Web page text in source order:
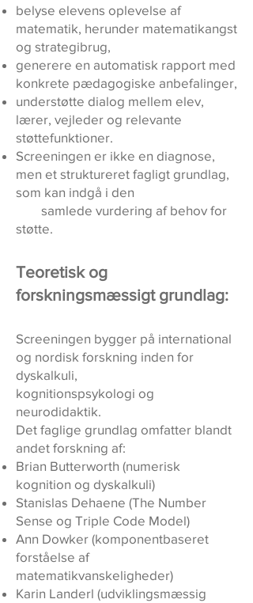
belyse elevens oplevelse af
matematik, herunder matematikangst
og strategibrug,
generere en automatisk rapport med
konkrete pædagogiske anbefalinger,
understøtte dialog mellem elev,
lærer, vejleder og relevante
støttefunktioner.
Screeningen er ikke en diagnose,
men et struktureret fagligt grundlag,
som kan indgå i den
samlede vurdering af behov for
støtte.
Teoretisk og
forskningsmæssigt grundlag:
Screeningen bygger på international
og nordisk forskning inden for
dyskalkuli,
kognitionspsykologi og
neurodidaktik.
Det faglige grundlag omfatter blandt
andet forskning af:
Brian Butterworth (numerisk
kognition og dyskalkuli)
Stanislas Dehaene (The Number
Sense og Triple Code Model)
Ann Dowker (komponentbaseret
forståelse af
matematikvanskeligheder)
Karin Landerl (udviklingsmæssig